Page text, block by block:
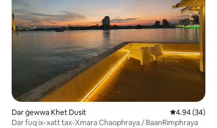
Dar ġewwa Khet Dusit Rating medju
4.94 (34)
Dar fuq ix-xatt tax-Xmara Chaophraya / BaanRimphraya